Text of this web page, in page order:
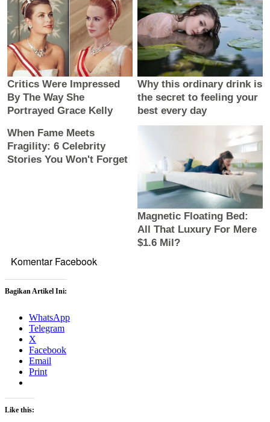
Komentar Facebook
Bagikan Artikel Ini:
WhatsApp
Telegram
X
Facebook
Email
Print
Like this: